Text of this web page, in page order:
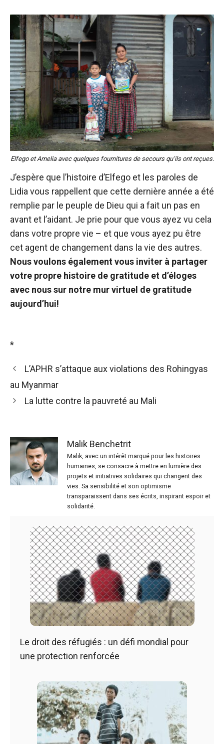
Elfego et Amelia avec quelques fournitures de secours qu’ils ont reçues.
J’espère que l’histoire d’Elfego et les paroles de
Lidia vous rappellent que cette dernière année a été
remplie par le peuple de Dieu qui a fait un pas en
avant et l’aidant. Je prie pour que vous ayez vu cela
dans votre propre vie – et que vous ayez pu être
cet agent de changement dans la vie des autres.
Nous voulons également vous inviter à partager
votre propre histoire de gratitude et d’éloges
avec nous sur notre mur virtuel de gratitude
aujourd’hui!
*
L’APHR s’attaque aux violations des Rohingyas
au Myanmar
La lutte contre la pauvreté au Mali
Malik Benchetrit
Malik, avec un intérêt marqué pour les histoires
humaines, se consacre à mettre en lumière des
projets et initiatives solidaires qui changent des
vies. Sa sensibilité et son optimisme
transparaissent dans ses écrits, inspirant espoir et
solidarité.
Le droit des réfugiés : un défi mondial pour
une protection renforcée